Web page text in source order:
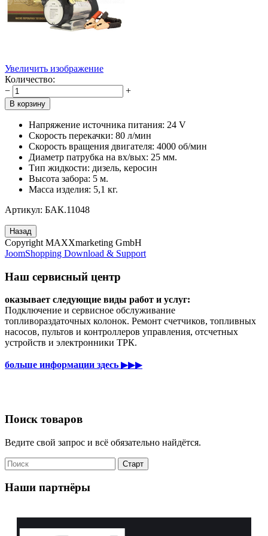
Увеличить изображение
Количество:
−
+
Напряжение источника питания: 24 V
Скорость перекачки: 80 л/мин
Скорость вращения двигателя: 4000 об/мин
Диаметр патрубка на вх/вых: 25 мм.
Тип жидкости: дизель, керосин
Высота забора: 5 м.
Масса изделия: 5,1 кг.
Артикул: БАК.11048
Copyright MAXXmarketing GmbH
JoomShopping Download & Support
Наш сервисный центр
оказывает следующие виды работ и услуг:
Подключение и сервисное обслуживание
топливораздаточных колонок. Ремонт счетчиков, топливных
насосов, пультов и контроллеров управления, отсчетных
устройств и электронники ТРК.
больше информации здесь ▶▶▶
Поиск товаров
Ведите свой запрос и всё обязательно найдётся.
Наши партнёры